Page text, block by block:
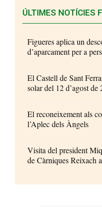
ÚLTIMES NOTÍCIES
Figueres aplica un
d’aparcament per a
El Castell de Sant
solar del 12 d’agost de
El reconeixement als
l’Aplec dels Àngels
Visita del president
de Càrniques Reixach